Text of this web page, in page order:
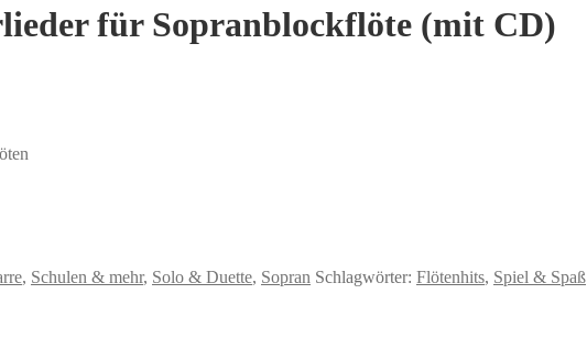
für Sopranblockflöte (mit CD)
, Schulen & mehr, Solo & Duette, Sopran Schlagwörter: Flötenhits, Spiel & Spaß